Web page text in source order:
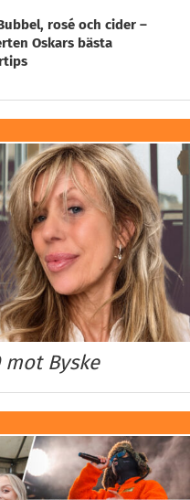
rosé och cider –
Oskars bästa
mot Byske